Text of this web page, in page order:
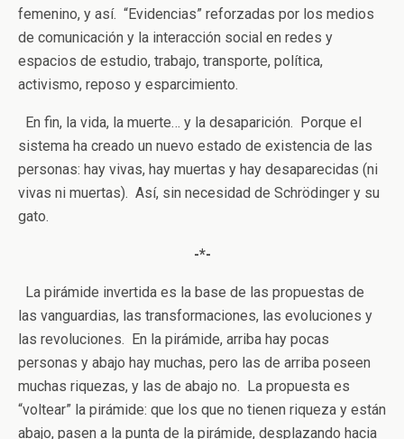
femenino, y así. “Evidencias” reforzadas por los medios
de comunicación y la interacción social en redes y
espacios de estudio, trabajo, transporte, política,
activismo, reposo y esparcimiento.
En fin, la vida, la muerte… y la desaparición. Porque el
sistema ha creado un nuevo estado de existencia de las
personas: hay vivas, hay muertas y hay desaparecidas (ni
vivas ni muertas). Así, sin necesidad de Schrödinger y su
gato.
-*-
La pirámide invertida es la base de las propuestas de
las vanguardias, las transformaciones, las evoluciones y
las revoluciones. En la pirámide, arriba hay pocas
personas y abajo hay muchas, pero las de arriba poseen
muchas riquezas, y las de abajo no. La propuesta es
“voltear” la pirámide: que los que no tienen riqueza y están
abajo, pasen a la punta de la pirámide, desplazando hacia